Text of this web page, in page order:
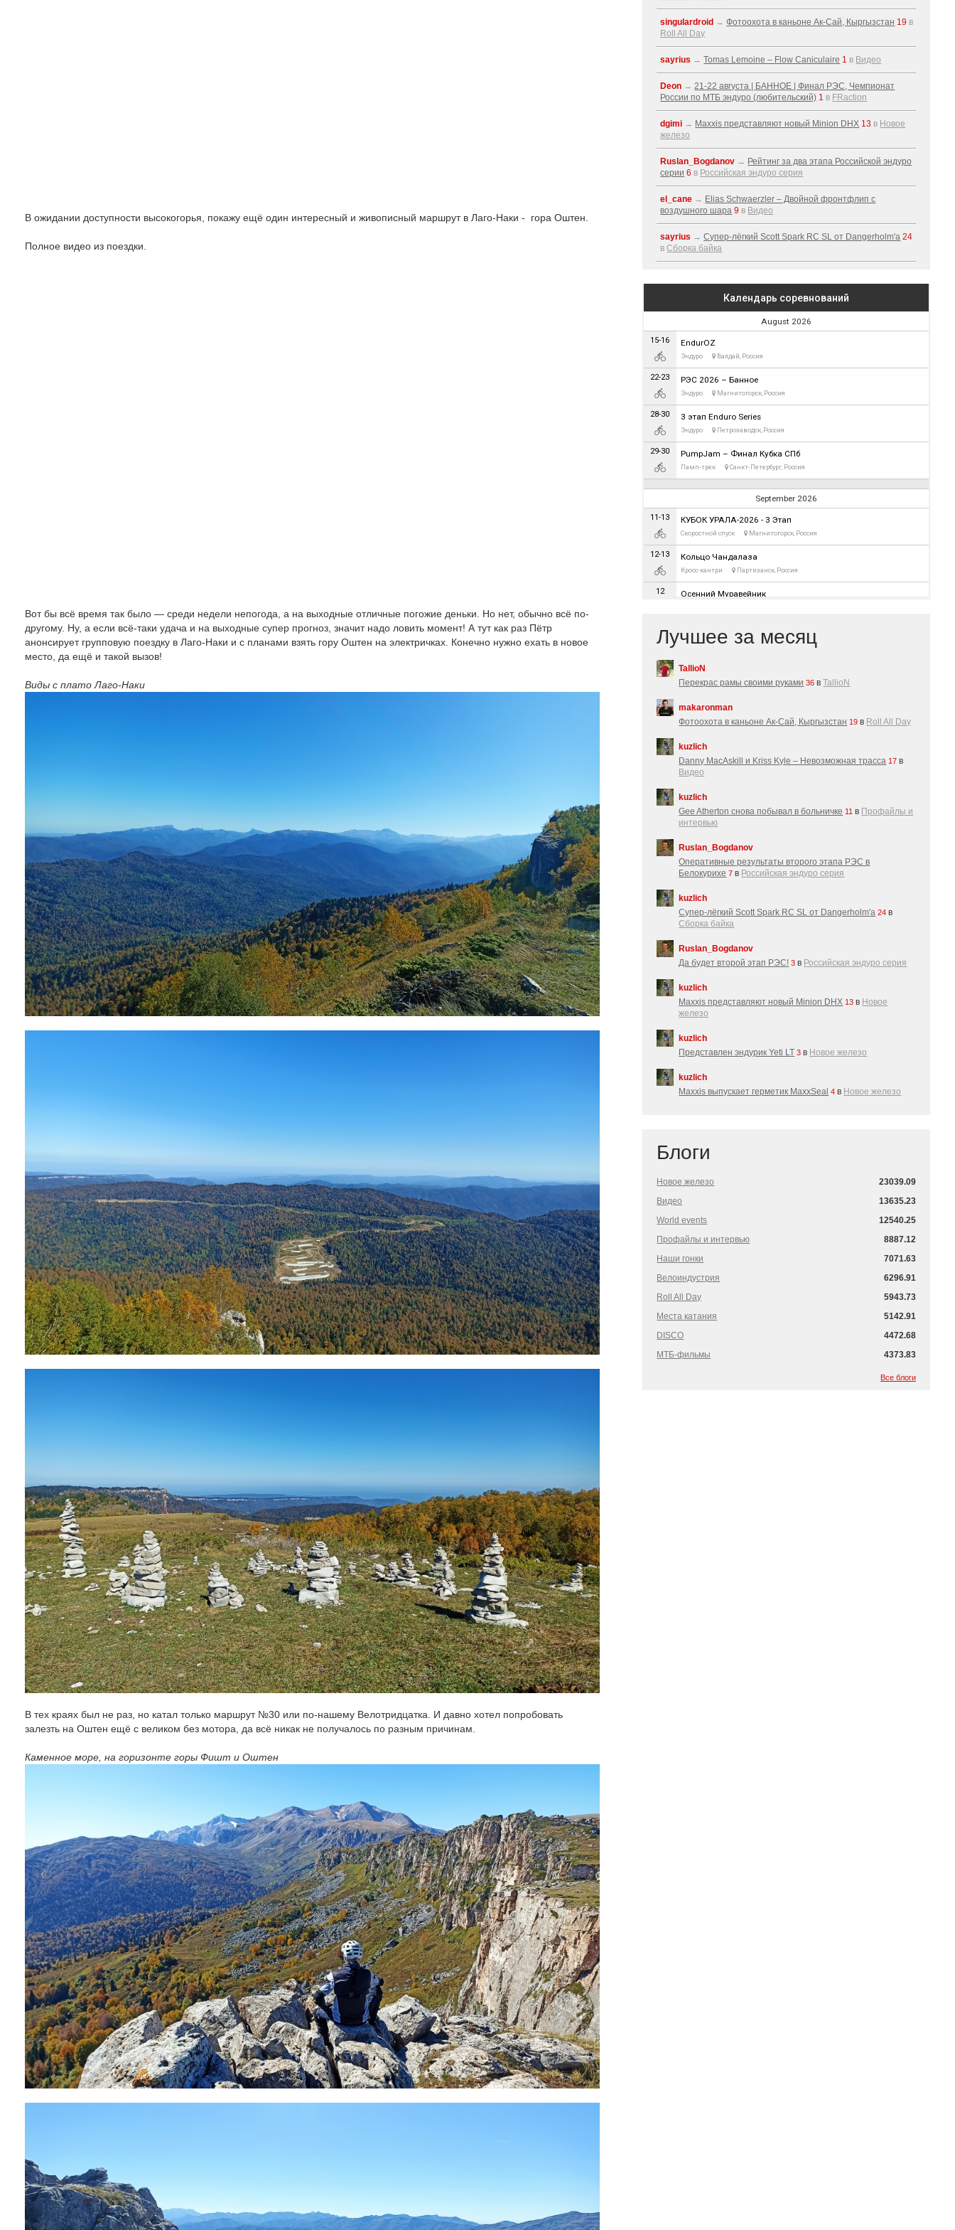
В ожидании доступности высокогорья, покажу ещё один интересный и живописный маршрут в Лаго-Наки - гора Оштен.
Полное видео из поездки.
Вот бы всё время так было — среди недели непогода, а на выходные отличные погожие деньки. Но нет, обычно всё по-
другому. Ну, а если всё-таки удача и на выходные супер прогноз, значит надо ловить момент! А тут как раз Пётр
анонсирует групповую поездку в Лаго-Наки и с планами взять гору Оштен на электричках. Конечно нужно ехать в новое
место, да ещё и такой вызов!
Виды с плато Лаго-Наки
В тех краях был не раз, но катал только маршрут №30 или по-нашему Велотридцатка. И давно хотел попробовать
залезть на Оштен ещё с великом без мотора, да всё никак не получалось по разным причинам.
Каменное море, на горизонте горы Фишт и Оштен
singulardroid →Фотоохота в каньоне Ак-Cай, Кыргызстан 19 в
Roll All Day
sayrius →Tomas Lemoine – Flow Caniculaire 1 в Видео
Deon →21-22 августа | БАННОЕ | Финал РЭС, Чемпионат
России по МТБ эндуро (любительский) 1 в FRaction
dgimi → Maxxis представляют новый Minion DHX 13 в Новое
железо
Ruslan_Bogdanov → Рейтинг за два этапа Российской эндуро
серии 6 в Российская эндуро серия
el_cane → Elias Schwaerzler – Двойной фронтфлип с
воздушного шара 9 в Видео
sayrius →Супер-лёгкий Scott Spark RC SL от Dangerholm'a 24
вСборка байка
Лучшее за месяц
TallioN
Перекрас рамы своими руками 36 вTallioN
makaronman
Фотоохота в каньоне Ак-Cай, Кыргызстан 19 в Roll All Day
kuzlich
Danny MacAskill и Kriss Kyle – Невозможная трасса 17 в
Видео
kuzlich
Gee Atherton снова побывал в больничке 11 в Профайлы и
интервью
Ruslan_Bogdanov
Оперативные результаты второго этапа РЭС в
Белокурихе 7 в Российская эндуро серия
kuzlich
Супер-лёгкий Scott Spark RC SL от Dangerholm'a 24 в
Сборка байка
Ruslan_Bogdanov
Да будет второй этап РЭС! 3 в Российская эндуро серия
kuzlich
Maxxis представляют новый Minion DHX 13 в Новое
железо
kuzlich
Представлен эндурик Yeti LT 3 в Новое железо
kuzlich
Maxxis выпускает герметик MaxxSeal 4 в Новое железо
Блоги
Новое железо
23039.09
Видео
13635.23
World events
12540.25
Профайлы и интервью
8887.12
Наши гонки
7071.63
Велоиндустрия
6296.91
Roll All Day
5943.73
Места катания
5142.91
DISCO
4472.68
МТБ-фильмы
4373.83
Все блоги